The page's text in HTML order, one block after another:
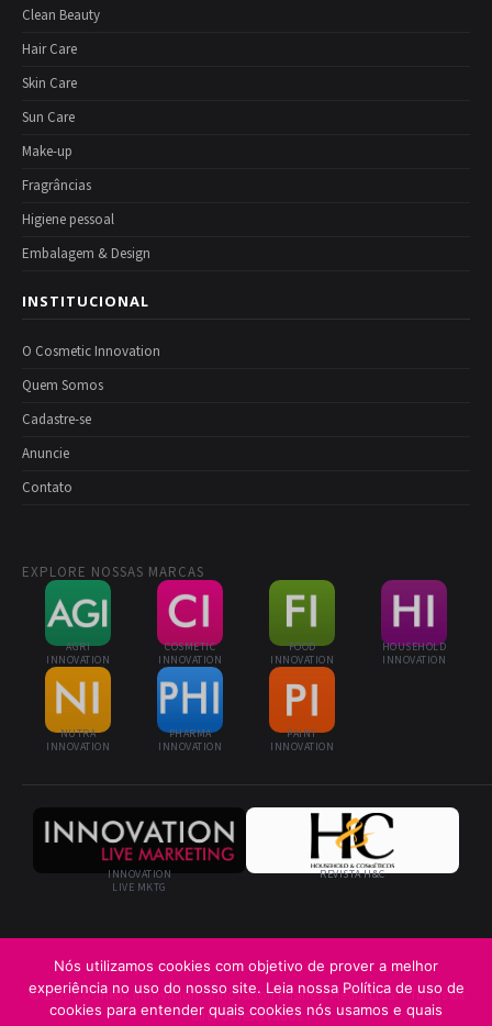
Clean Beauty
Hair Care
Skin Care
Sun Care
Make-up
Fragrâncias
Higiene pessoal
Embalagem & Design
INSTITUCIONAL
O Cosmetic Innovation
Quem Somos
Cadastre-se
Anuncie
Contato
EXPLORE NOSSAS MARCAS
AGRI
INNOVATION
COSMETIC
INNOVATION
FOOD
INNOVATION
HOUSEHOLD
INNOVATION
NUTRA
INNOVATION
PHARMA
INNOVATION
PAINT
INNOVATION
INNOVATION
LIVE MKTG
REVISTA H&C
© 2026 Cosmetic Innovation · Innovation Business Media Ltda. · Todos os
direitos reservados
Nós utilizamos cookies com objetivo de prover a melhor
experiência no uso do nosso site. Leia nossa Política de uso de
cookies para entender quais cookies nós usamos e quais